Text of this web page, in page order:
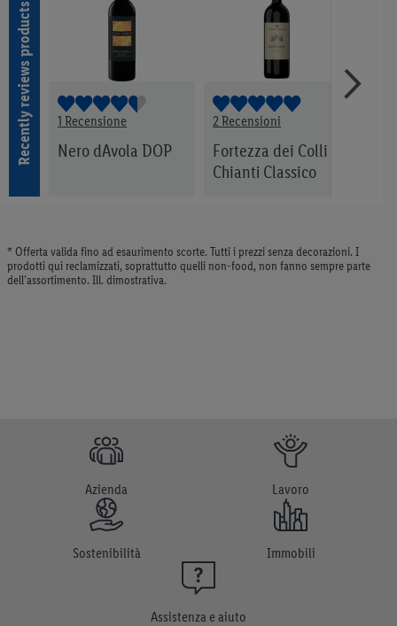
Recently reviews products 1 Recensione
Nero dAvola DOP
2 Recensioni
Fortezza dei Colli
Chianti Classico
* Offerta valida fino ad esaurimento scorte. Tutti i prezzi senza decorazioni. I
prodotti qui reclamizzati, soprattutto quelli non-food, non fanno sempre parte
dell’assortimento. Ill. dimostrativa.
Azienda Lavoro
Sostenibilità Immobili
Assistenza e aiuto